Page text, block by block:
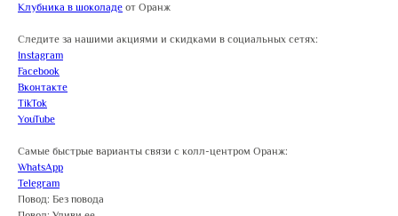
Клубника в шоколаде от Оранж
Следите за нашими акциями и скидками в социальных сетях:
Instagram
Facebook
Вконтакте
TikTok
YouTube
Самые быстрые варианты связи с колл-центром Оранж:
WhatsApp
Telegram
Повод: Без повода